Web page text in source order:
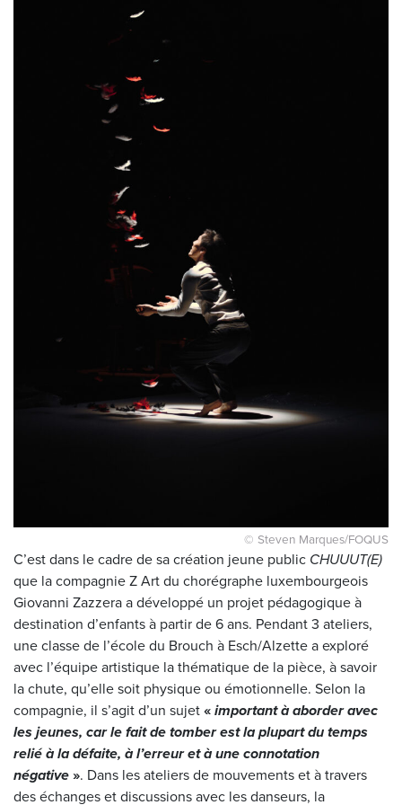
© Steven Marques/FOQUS
C’est dans le cadre de sa création jeune public CHUUUT(E)
que la compagnie Z Art du chorégraphe luxembourgeois
Giovanni Zazzera a développé un projet pédagogique à
destination d’enfants à partir de 6 ans. Pendant 3 ateliers,
une classe de l’école du Brouch à Esch/Alzette a exploré
avec l’équipe artistique la thématique de la pièce, à savoir
la chute, qu’elle soit physique ou émotionnelle. Selon la
compagnie, il s’agit d’un sujet « important à aborder avec
les jeunes, car le fait de tomber est la plupart du temps
relié à la défaite, à l’erreur et à une connotation
négative ». Dans les ateliers de mouvements et à travers
des échanges et discussions avec les danseurs, la